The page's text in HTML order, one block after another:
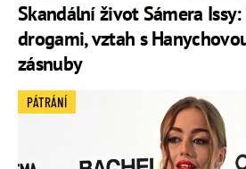
Skandální život Sámera
drogami, vztah s
zásnuby
PÁTRÁNÍ